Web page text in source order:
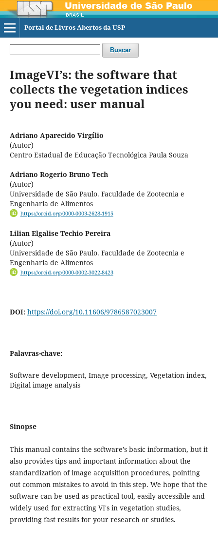
Portal de Livros Abertos da USP
Buscar
ImageVI’s: the software that
collects the vegetation indices
you need: user manual
Adriano Aparecido Virgílio
(Autor)
Centro Estadual de Educação Tecnológica Paula Souza
Adriano Rogerio Bruno Tech
(Autor)
Universidade de São Paulo. Faculdade de Zootecnia e
Engenharia de Alimentos
https://orcid.org/0000-0003-2628-1915
Lilian Elgalise Techio Pereira
(Autor)
Universidade de São Paulo. Faculdade de Zootecnia e
Engenharia de Alimentos
https://orcid.org/0000-0002-3022-8423
DOI: https://doi.org/10.11606/9786587023007
Palavras-chave:
Software development, Image processing, Vegetation index,
Digital image analysis
Sinopse
This manual contains the software’s basic information, but it
also provides tips and important information about the
standardization of image acquisition procedures, pointing
out common mistakes to avoid in this step. We hope that the
software can be used as practical tool, easily accessible and
widely used for extracting VI's in vegetation studies,
providing fast results for your research or studies.